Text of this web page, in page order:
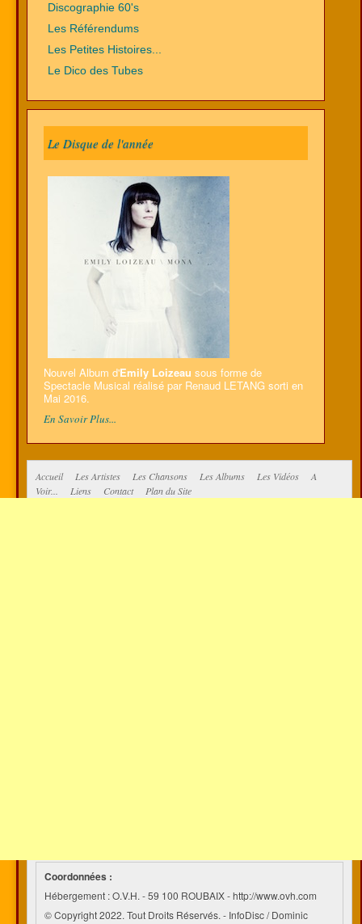
Discographie 60's
Les Référendums
Les Petites Histoires...
Le Dico des Tubes
Le Disque de l'année
Nouvel Album d'Emily Loizeau sous forme de
Spectacle Musical réalisé par Renaud LETANG sorti en
Mai 2016.
En Savoir Plus...
Accueil Les Artistes Les Chansons Les Albums Les Vidéos
A
Voir...
Liens Contact Plan du Site
Coordonnées :
Hébergement : O.V.H. - 59 100 ROUBAIX - http://www.ovh.com
© Copyright 2022. Tout Droits Réservés. - InfoDisc / Dominic